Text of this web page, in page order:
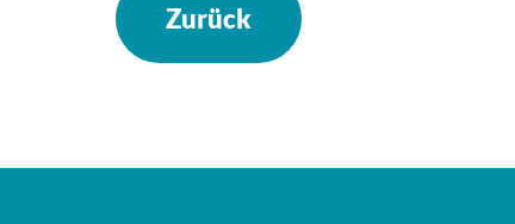
Zurück